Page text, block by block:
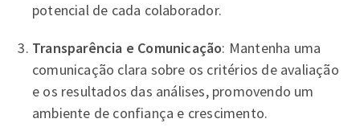
potencial de cada colaborador.
Transparência e Comunicação: Mantenha uma
comunicação clara sobre os critérios de avaliação
e os resultados das análises, promovendo um
ambiente de confiança e crescimento.